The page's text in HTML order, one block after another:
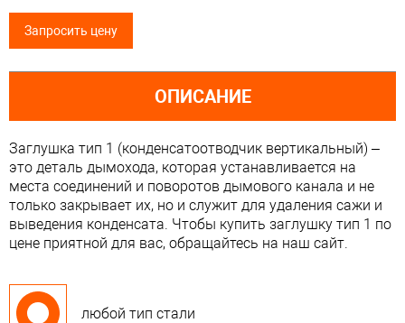
Запросить цену
ОПИСАНИЕ
Заглушка тип 1 (конденсатоотводчик вертикальный) –
это деталь дымохода, которая устанавливается на
места соединений и поворотов дымового канала и не
только закрывает их, но и служит для удаления сажи и
выведения конденсата. Чтобы купить заглушку тип 1 по
цене приятной для вас, обращайтесь на наш сайт.
любой тип стали